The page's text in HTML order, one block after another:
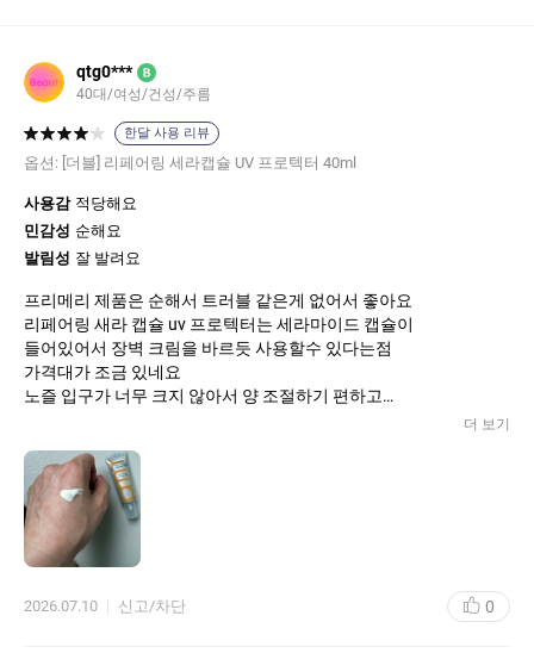
qtg0*** B
40대/여성/건성/주름
한달 사용 리뷰
옵션: [더블] 리페어링 세라캡슐 UV 프로텍터 40ml
사용감 적당해요
민감성 순해요
발림성 잘 발려요
프리메리 제품은 순해서 트러블 같은게 없어서 좋아요
리페어링 새라 캡슐 uv 프로텍터는 세라마이드 캡슐이
들어있어서 장벽 크림을 바르듯 사용할수 있다는점
가격대가 조금 있네요
노즐 입구가 너무 크지 않아서 양 조절하기 편하고
짜보면 물처럼 줄줄 흐르는 제형은 아니고 꾸덕한것도 아닌 묽은 크
그렇다고 끈적임 있는거 아니라
여름에도 부담없이 바를수 있는 선크림 이네요
더 보기
2026.07.10 신고/차단 0